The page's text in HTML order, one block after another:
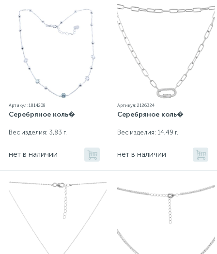
Артикул: 1814208
Серебряное коль�
Вес изделия: 3,83 г.
нет в наличии
Артикул: 2126324
Серебряное коль�
Вес изделия: 14,49 г.
нет в наличии